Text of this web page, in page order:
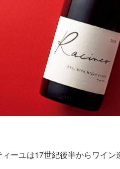
ーユは17世紀後半からワイン